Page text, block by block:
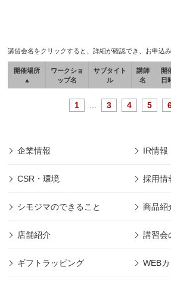
講習会名をクリックすると、詳細が確認でき、お申込み
開催場所
▲
ワークショ
ップ名
サブタイト
ル
講師
名
開
日
1 3 4 5
企業情報 IR情報
CSR・環境 採用情
シモジマのできること 商品紹
店舗紹介 講習会
ギフトラッピング WEB